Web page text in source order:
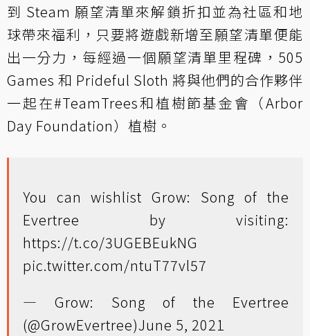
到 Steam 願望清單來解鎖折扣並為社區和地
球帶來福利，只要將遊戲新增至願望清單便能
出一分力，每經過一個願望清單里程碑，505
Games 和 Prideful Sloth 將與他們的合作夥伴
一起在#TeamTrees和植樹節基金會 （Arbor
Day Foundation）植樹。
You can wishlist Grow: Song of the
Evertree by visiting:
https://t.co/3UGEBEukNG
pic.twitter.com/ntuT77vl57
— Grow: Song of the Evertree
(@GrowEvertree)June 5, 2021